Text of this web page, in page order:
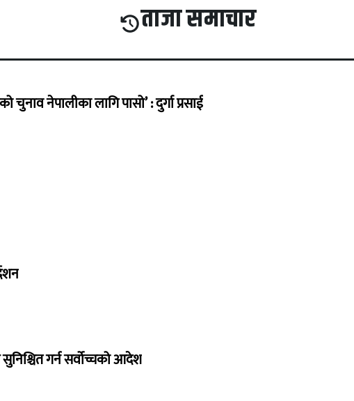
ताजा समाचार
चुनाव नेपालीका लागि पासो’ : दुर्गा प्रसाई
गर्न सर्वोच्चको आदेश